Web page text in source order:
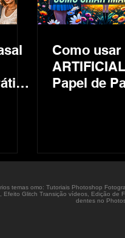
-
Como usar
Papel de
temas omo: Tutoriais Photoshop
Glitch Transição vídeos, Edição
dentes no